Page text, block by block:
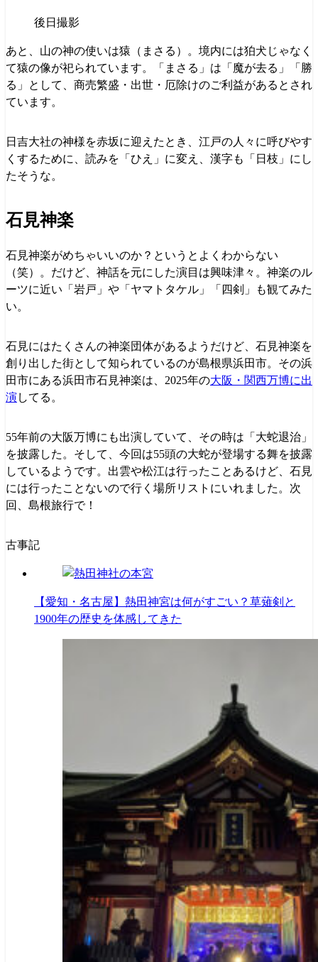
後日撮影
あと、山の神の使いは猿（まさる）。境内には狛犬じゃなく
て猿の像が祀られています。「まさる」は「魔が去る」「勝
る」として、商売繁盛・出世・厄除けのご利益があるとされ
ています。
日吉大社の神様を赤坂に迎えたとき、江戸の人々に呼びやす
くするために、読みを「ひえ」に変え、漢字も「日枝」にし
たそうな。
石見神楽
石見神楽がめちゃいいのか？というとよくわからない
（笑）。だけど、神話を元にした演目は興味津々。神楽のル
ーツに近い「岩戸」や「ヤマトタケル」「四剣」も観てみた
い。
石見にはたくさんの神楽団体があるようだけど、石見神楽を
創り出した街として知られているのが島根県浜田市。その浜
田市にある浜田市石見神楽は、2025年の大阪・関西万博に出
演してる。
55年前の大阪万博にも出演していて、その時は「大蛇退治」
を披露した。そして、今回は55頭の大蛇が登場する舞を披露
しているようです。出雲や松江は行ったことあるけど、石見
には行ったことないので行く場所リストにいれました。次
回、島根旅行で！
古事記
【愛知・名古屋】熱田神宮は何がすごい？草薙剣と
1900年の歴史を体感してきた